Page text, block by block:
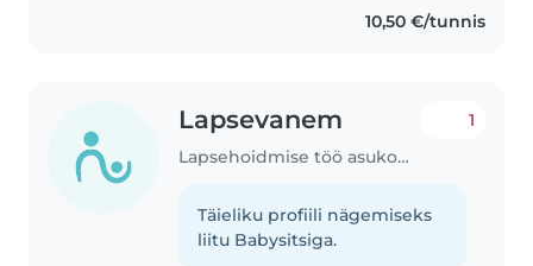
10,50 €/tunnis
Lapsevanem
Lapsehoidmise töö asukohas Viljandi
1
Täieliku profiili nägemiseks
liitu Babysitsiga.